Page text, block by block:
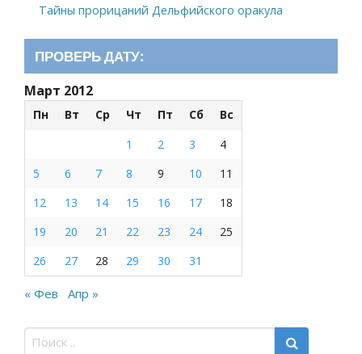
Тайны прорицаний Дельфийского оракула
ПРОВЕРЬ ДАТУ:
Март 2012
Пн Вт Ср Чт Пт Сб
Вс
1
2 3
4
5
6 7 8 9 10
11
12
13 14 15 16 17
18
19
20 21 22 23 24
25
26
27 28 29 30 31
« Фев Апр »